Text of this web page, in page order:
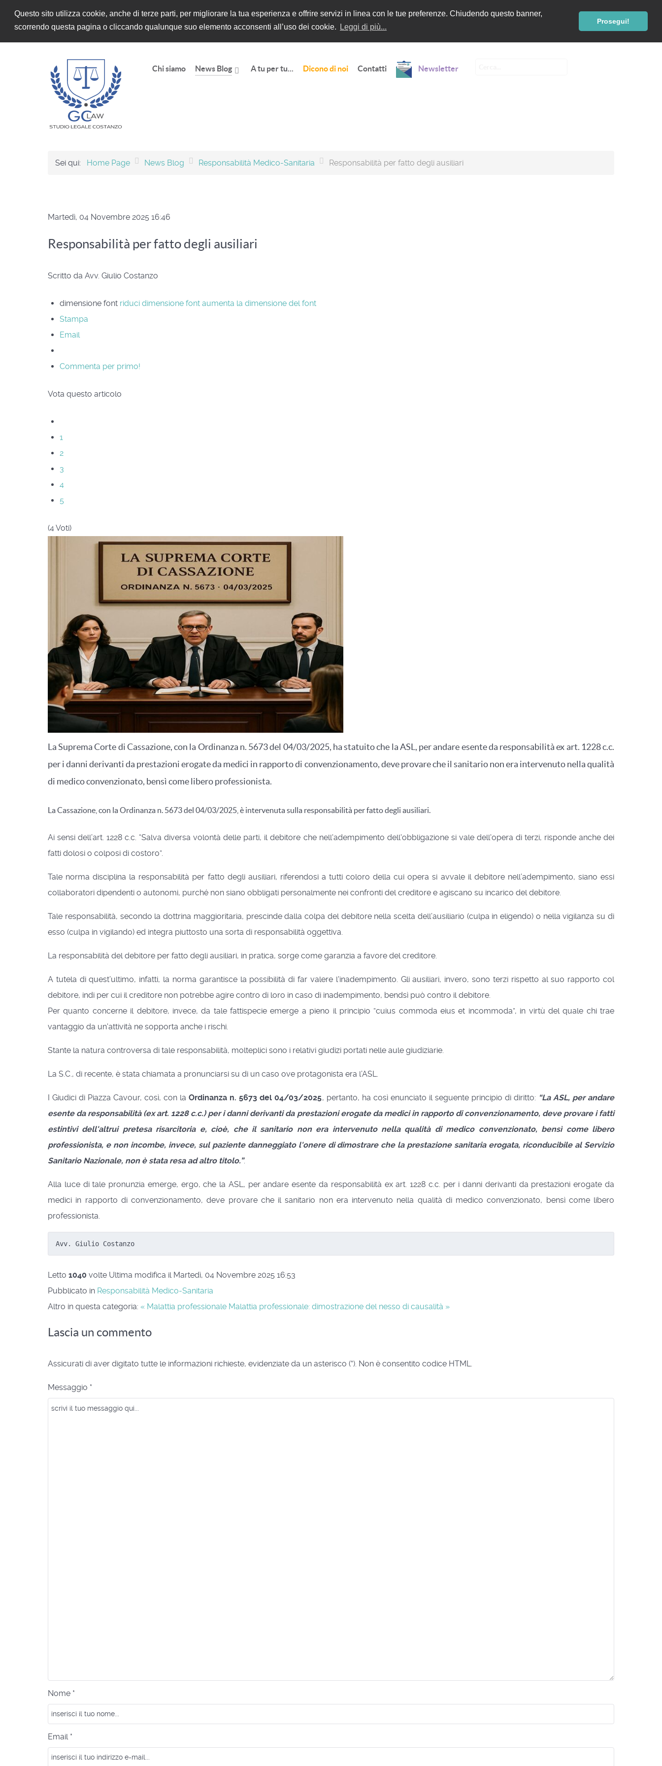
Questo sito utilizza cookie, anche di terze parti, per migliorare la tua esperienza e offrire servizi in linea con le tue preferenze. Chiudendo questo banner,
scorrendo questa pagina o cliccando qualunque suo elemento acconsenti all’uso dei cookie.
Leggi di più...
Prosegui!
Chi siamo News Blog A tu per tu... Dicono di noi Contatti Newsletter
Sei qui: Home Page News Blog Responsabilità Medico-Sanitaria Responsabilità per fatto degli ausiliari
Martedì, 04 Novembre 2025 16:46
Responsabilità per fatto degli ausiliari
Scritto da Avv. Giulio Costanzo
dimensione font riduci dimensione font aumenta la dimensione del font
Stampa
Email
Commenta per primo!
Vota questo articolo
1
2
3
4
5
(4 Voti)
La Suprema Corte di Cassazione, con la Ordinanza n. 5673 del 04/03/2025, ha statuito che la ASL, per andare esente da responsabilità ex art. 1228 c.c.
per i danni derivanti da prestazioni erogate da medici in rapporto di convenzionamento, deve provare che il sanitario non era intervenuto nella qualità
di medico convenzionato, bensì come libero professionista.
La Cassazione, con la Ordinanza n. 5673 del 04/03/2025, è intervenuta sulla responsabilità per fatto degli ausiliari.
Ai sensi dell’art. 1228 c.c. “Salva diversa volontà delle parti, il debitore che nell'adempimento dell'obbligazione si vale dell'opera di terzi, risponde anche dei
fatti dolosi o colposi di costoro”.
Tale norma disciplina la responsabilità per fatto degli ausiliari, riferendosi a tutti coloro della cui opera si avvale il debitore nell’adempimento, siano essi
collaboratori dipendenti o autonomi, purché non siano obbligati personalmente nei confronti del creditore e agiscano su incarico del debitore.
Tale responsabilità, secondo la dottrina maggioritaria, prescinde dalla colpa del debitore nella scelta dell’ausiliario (culpa in eligendo) o nella vigilanza su di
esso (culpa in vigilando) ed integra piuttosto una sorta di responsabilità oggettiva.
La responsabilità del debitore per fatto degli ausiliari, in pratica, sorge come garanzia a favore del creditore.
A tutela di quest’ultimo, infatti, la norma garantisce la possibilità di far valere l'inadempimento. Gli ausiliari, invero, sono terzi rispetto al suo rapporto col
debitore, indi per cui il creditore non potrebbe agire contro di loro in caso di inadempimento, bendsì può contro il debitore.
Per quanto concerne il debitore, invece, da tale fattispecie emerge a pieno il principio ”cuius commoda eius et incommoda”, in virtù del quale chi trae
vantaggio da un'attività ne sopporta anche i rischi.
Stante la natura controversa di tale responsabilità, molteplici sono i relativi giudizi portati nelle aule giudiziarie.
La S.C., di recente, è stata chiamata a pronunciarsi su di un caso ove protagonista era l’ASL.
I Giudici di Piazza Cavour, così, con laOrdinanza n. 5673 del 04/03/2025, pertanto, ha così enunciato il seguente principio di diritto: “La ASL, per andare
esente da responsabilità (ex art. 1228 c.c.) per i danni derivanti da prestazioni erogate da medici in rapporto di convenzionamento, deve provare i fatti
estintivi dell'altrui pretesa risarcitoria e, cioè, che il sanitario non era intervenuto nella qualità di medico convenzionato, bensì come libero
professionista, e non incombe, invece, sul paziente danneggiato l'onere di dimostrare che la prestazione sanitaria erogata, riconducibile al Servizio
Sanitario Nazionale, non è stata resa ad altro titolo.”.
Alla luce di tale pronunzia emerge, ergo, che la ASL, per andare esente da responsabilità ex art. 1228 c.c. per i danni derivanti da prestazioni erogate da
medici in rapporto di convenzionamento, deve provare che il sanitario non era intervenuto nella qualità di medico convenzionato, bensì come libero
professionista.
Avv. Giulio Costanzo
Letto 1040 volte Ultima modifica il Martedì, 04 Novembre 2025 16:53
Pubblicato in Responsabilità Medico-Sanitaria
Altro in questa categoria: « Malattia professionale Malattia professionale: dimostrazione del nesso di causalità »
Lascia un commento
Assicurati di aver digitato tutte le informazioni richieste, evidenziate da un asterisco (*). Non è consentito codice HTML.
Messaggio *
Nome *
Email *